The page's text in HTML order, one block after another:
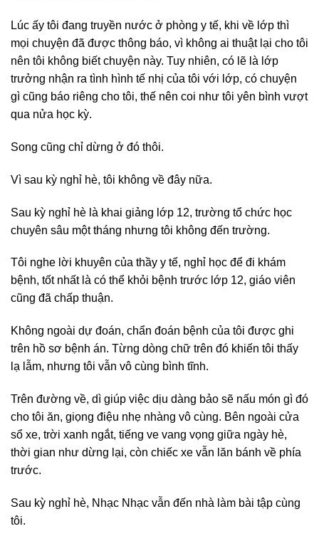
Lúc ấy tôi đang truyền nước ở phòng y tế, khi về lớp thì
mọi chuyện đã được thông báo, vì không ai thuật lại cho tôi
nên tôi không biết chuyện này. Tuy nhiên, có lẽ là lớp
trưởng nhận ra tình hình tế nhị của tôi với lớp, có chuyện
gì cũng báo riêng cho tôi, thế nên coi như tôi yên bình vượt
qua nửa học kỳ.
Song cũng chỉ dừng ở đó thôi.
Vì sau kỳ nghỉ hè, tôi không về đây nữa.
Sau kỳ nghỉ hè là khai giảng lớp 12, trường tổ chức học
chuyên sâu một tháng nhưng tôi không đến trường.
Tôi nghe lời khuyên của thầy y tế, nghỉ học để đi khám
bệnh, tốt nhất là có thể khỏi bệnh trước lớp 12, giáo viên
cũng đã chấp thuận.
Không ngoài dự đoán, chẩn đoán bệnh của tôi được ghi
trên hồ sơ bệnh án. Từng dòng chữ trên đó khiến tôi thấy
lạ lẫm, nhưng tôi vẫn vô cùng bình tĩnh.
Trên đường về, dì giúp việc dịu dàng bảo sẽ nấu món gì đó
cho tôi ăn, giọng điệu nhẹ nhàng vô cùng. Bên ngoài cửa
sổ xe, trời xanh ngắt, tiếng ve vang vọng giữa ngày hè,
thời gian như dừng lại, còn chiếc xe vẫn lăn bánh về phía
trước.
Sau kỳ nghỉ hè, Nhạc Nhạc vẫn đến nhà làm bài tập cùng
tôi.